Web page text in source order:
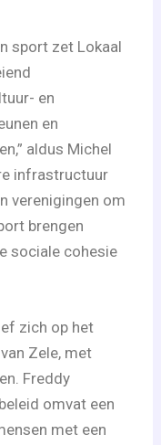
sport zet Lokaal
en
en
aldus Michel
infrastructuur
verenigingen om
brengen
sociale cohesie
zich op het
Zele, met
Freddy
omvat een
met een